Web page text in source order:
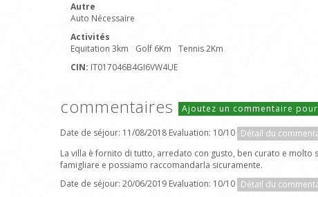
Autre
Auto Nécessaire
Activités
Equitation 3km
Golf 6Km
Tennis 2Km
CIN: IT017046B4GI6VW4UE
commentaires Ajoutez un commentaire
Date de séjour: 11/08/2018 Evaluation: 10/10 Détail du
La villa è fornito di tutto, arredato con gusto, ben curato e
famigliare e possiamo raccomandarla sicuramente.
Date de séjour: 20/06/2019 Evaluation: 10/10 Détail du